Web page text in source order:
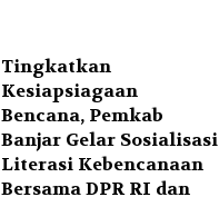
Tingkatkan
Kesiapsiagaan
Bencana, Pemkab
Banjar Gelar Sosialisasi
Literasi Kebencanaan
Bersama DPR RI dan